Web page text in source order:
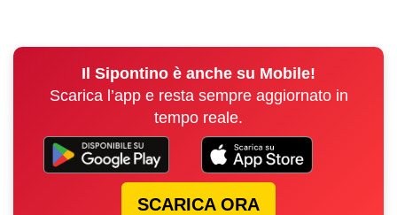
Il Sipontino è anche su Mobile!
Scarica l’app e resta sempre aggiornato in
tempo reale.
SCARICA ORA